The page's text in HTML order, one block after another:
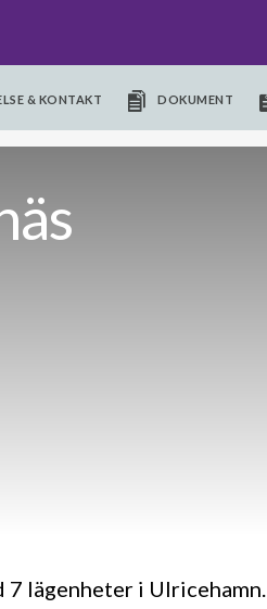
& KONTAKT DOKUMENT
7 lägenheter i Ulricehamn.